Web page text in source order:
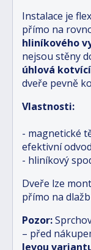
Instalace je
přímo na
hliníkového
nejsou stěny
úhlová
dveře pevně
Vlastnosti:
- magnetické
efektivní
- hliníkový
Dveře lze
přímo na
Pozor:
– před
levou